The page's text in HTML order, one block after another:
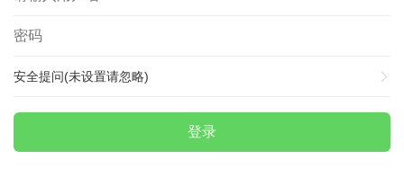
安全提问(未设置请忽略)
登录